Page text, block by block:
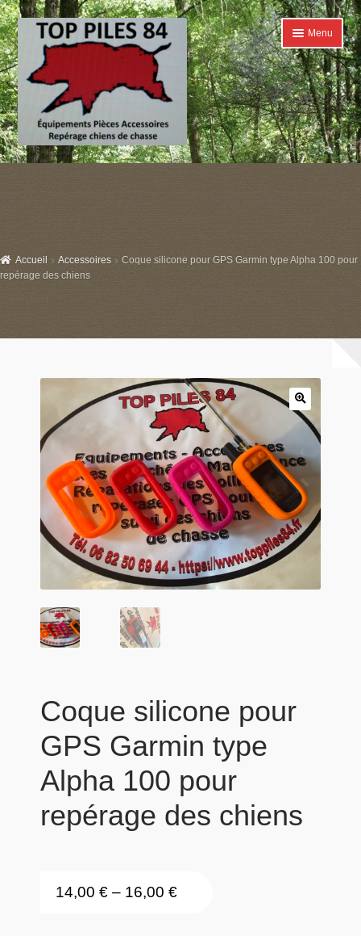
Aller
à
la
navigation
Aller
au
contenu
Menu
Accueil
Conditions générales de ventes
Produits populaires
Qui sommes-nous
Accueil Accessoires
Coque silicone pour GPS Garmin type Alpha 100 pour
repérage des chiens
Coque silicone pour
GPS Garmin type
Alpha 100 pour
repérage des chiens
14,00 € – 16,00 €